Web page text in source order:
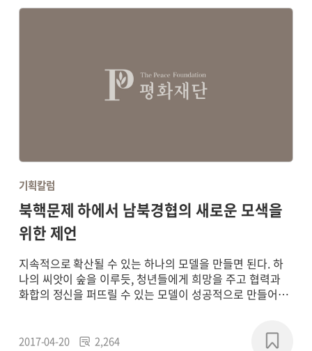
기획칼럼
북핵문제 하에서 남북경협의 새로운 모색을
위한 제언
지속적으로 확산될 수 있는 하나의 모델을 만들면 된다. 하
나의 씨앗이 숲을 이루듯, 청년들에게 희망을 주고 협력과
화합의 정신을 퍼뜨릴 수 있는 모델이 성공적으로 만들어지
인 방안이 아니라, 실현 가능하고 그러기에 희망을 주는 방
2017-04-20 2,264